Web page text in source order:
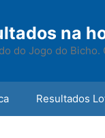
na
do Jogo do
Resultados